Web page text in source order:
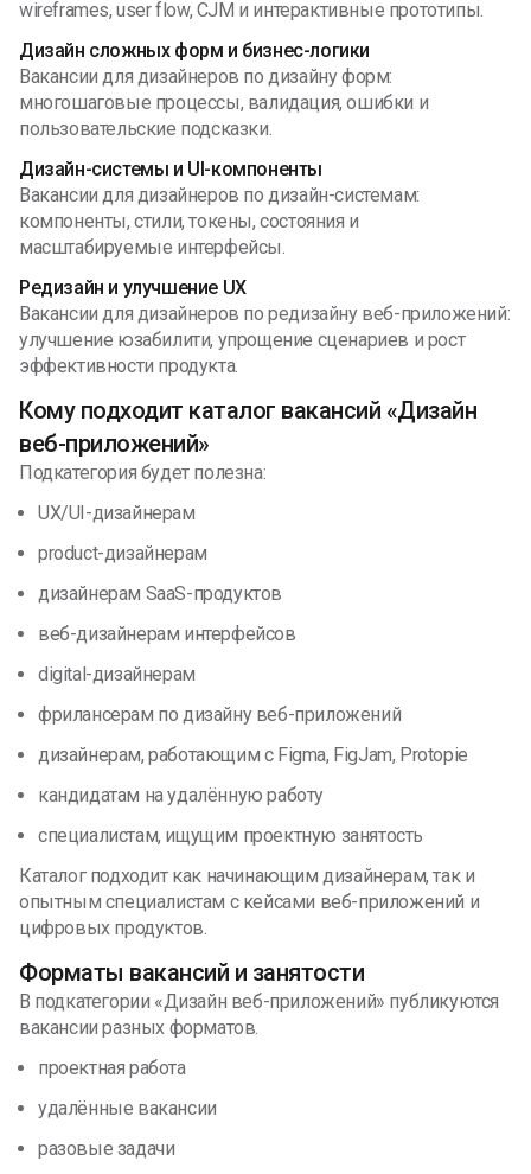
wireframes, user flow, CJM и интерактивные прототипы.
Дизайн сложных форм и бизнес-логики
Вакансии для дизайнеров по дизайну форм:
многошаговые процессы, валидация, ошибки и
пользовательские подсказки.
Дизайн-системы и UI-компоненты
Вакансии для дизайнеров по дизайн-системам:
компоненты, стили, токены, состояния и
масштабируемые интерфейсы.
Редизайн и улучшение UX
Вакансии для дизайнеров по редизайну веб-приложений:
улучшение юзабилити, упрощение сценариев и рост
эффективности продукта.
Кому подходит каталог вакансий «Дизайн
веб-приложений»
Подкатегория будет полезна:
UX/UI-дизайнерам
product-дизайнерам
дизайнерам SaaS-продуктов
веб-дизайнерам интерфейсов
digital-дизайнерам
фрилансерам по дизайну веб-приложений
дизайнерам, работающим с Figma, FigJam, Protopie
кандидатам на удалённую работу
специалистам, ищущим проектную занятость
Каталог подходит как начинающим дизайнерам, так и
опытным специалистам с кейсами веб-приложений и
цифровых продуктов.
Форматы вакансий и занятости
В подкатегории «Дизайн веб-приложений» публикуются
вакансии разных форматов.
проектная работа
удалённые вакансии
разовые задачи